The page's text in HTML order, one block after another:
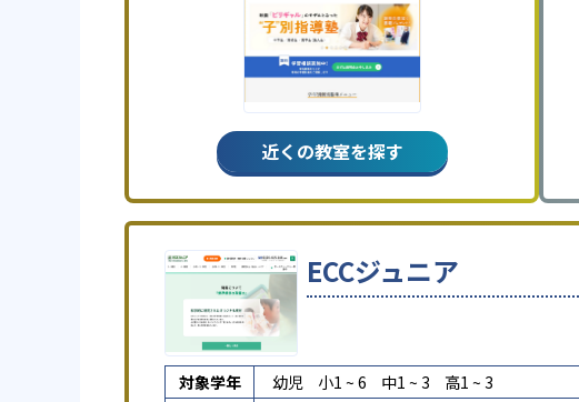
近くの教室を探す
ECCジュニア
対象学年 幼児 小1 ~ 6 中1 ~ 3
高1 ~ 3